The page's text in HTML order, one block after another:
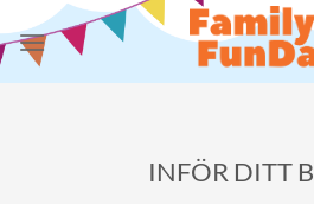
to
content
INFÖR DITT